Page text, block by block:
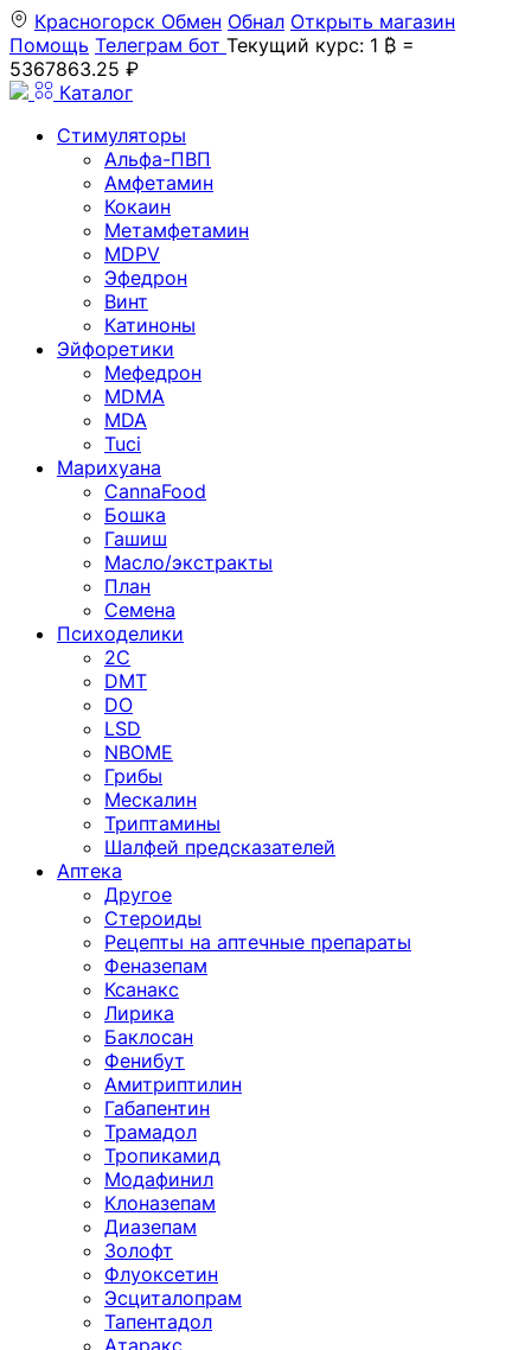
Красногорск Обмен Обнал Открыть магазин
Помощь Телеграм бот Текущий курс: 1 ₿ =
5367863.25 ₽
Каталог
Стимуляторы
Альфа-ПВП
Амфетамин
Кокаин
Метамфетамин
MDPV
Эфедрон
Винт
Катиноны
Эйфоретики
Мефедрон
MDMA
MDA
Tuci
Марихуана
CannaFood
Бошка
Гашиш
Масло/экстракты
План
Семена
Психоделики
2C
DMT
DO
LSD
NBOME
Грибы
Мескалин
Триптамины
Шалфей предсказателей
Аптека
Другое
Стероиды
Рецепты на аптечные препараты
Феназепам
Ксанакс
Лирика
Баклосан
Фенибут
Амитриптилин
Габапентин
Трамадол
Тропикамид
Модафинил
Клоназепам
Диазепам
Золофт
Флуоксетин
Эсциталопрам
Тапентадол
Атаракс